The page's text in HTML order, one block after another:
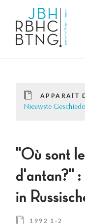
APPARAÎT
Nieuwste
"Où sont
d'antan?"
in
1992 1-2